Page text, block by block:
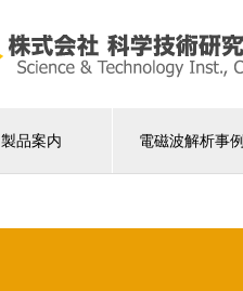
製品案内 電磁波解析事例